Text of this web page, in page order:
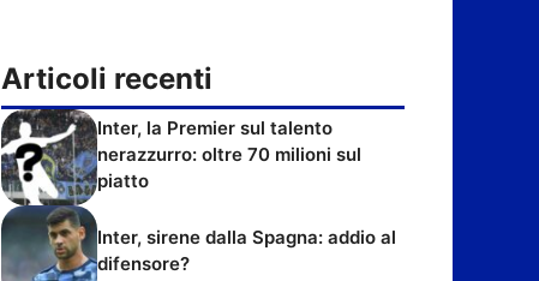
Articoli recenti
Inter, la Premier sul talento
nerazzurro: oltre 70 milioni sul
piatto
Inter, sirene dalla Spagna: addio al
difensore?